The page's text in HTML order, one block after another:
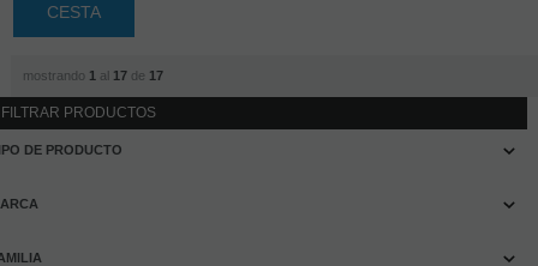
CESTA
mostrando 1 al 17de 17
FILTRAR PRODUCTOS
DE PRODUCTO